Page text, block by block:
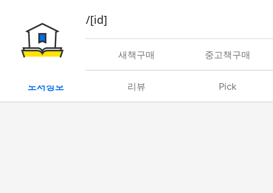
book/rent/[id]
대여 새책구매 중고책구매
도서정보 리뷰 Pick